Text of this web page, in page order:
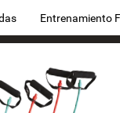
Entrenamiento